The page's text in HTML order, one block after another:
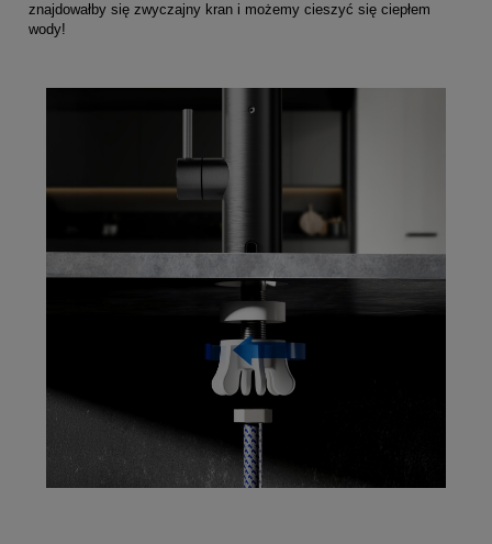
znajdowałby się zwyczajny kran i możemy cieszyć się ciepłem
wody!